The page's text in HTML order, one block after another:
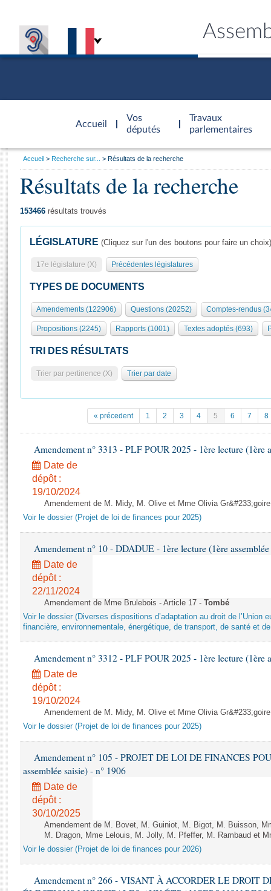
Accueil
d'accueil
Vos
députés
Travaux
parlementaires
Présidence
577 députés
Groupes politiques
Séance publique
Commissions et autres organes
Europe et International
Pétitions
Projets de loi
Propositions de loi
Amendements
Textes adoptés
Rapports d'enquête
Rapports législatifs
Rapports sur l'application des lois
Baromètre de l’application des lois
Dossiers législatifs
Questions écrites et orales
Comptes rendus des débats
Général
Rôle et pouvoirs de l'Assemblée
Organisation de l'Assemblée
Présidence Conférence des Présidents Bureau Collège des
Statistiques et chiffres clés
Documents de référence
( Constitution | Règlement de l'Assemblée ... )
Histoire
Juniors
Anciennes législatures
Liens vers les sites publics
Visiter l'Assemblée
Visite virtuelle du palais Bourbon
Assister à une séance
La Bibliothèque
Contacts et plan d'accès
Photos libres de droit
Vous
Accueil Recherche sur... Résultats de la recherche
Résultats de la recherche
153466 résultats trouvés
LÉGISLATURE (Cliquez sur l'un des boutons pour faire un choix)
17e législature (X) Précédentes législatures
TYPES DE DOCUMENTS
Amendements (122906) Questions (20252) Comptes-rendus
Propositions (2245) Rapports (1001) Textes adoptés (693)
TRI DES RÉSULTATS
Trier par pertinence (X) Trier par date
« précedent 1 2 3 4 5 6 7 8
Amendement n° 3313 - PLF POUR 2025 - 1ère lecture (1ère
Date de
dépôt :
19/10/2024
Amendement de M. Midy, M. Olive et Mme Olivia
Voir le dossier (Projet de loi de finances pour 2025)
Amendement n° 10 - DDADUE - 1ère lecture (1ère
Date de
dépôt :
22/11/2024
Amendement de Mme Brulebois - Article 17 - Tombé
Voir le dossier (Diverses dispositions d’adaptation au droit de l’Union
financière, environnementale, énergétique, de transport, de santé et
Amendement n° 3312 - PLF POUR 2025 - 1ère lecture (1ère
Date de
dépôt :
19/10/2024
Amendement de M. Midy, M. Olive et Mme Olivia
Voir le dossier (Projet de loi de finances pour 2025)
Amendement n° 105 - PROJET DE LOI DE FINANCES
assemblée saisie) - n° 1906
Date de
dépôt :
30/10/2025
Amendement de M. Bovet, M. Guiniot, M. Bigot, M. Buisson,
M. Dragon, Mme Lelouis, M. Jolly, M. Pfeffer, M. Rambaud et
Voir le dossier (Projet de loi de finances pour 2026)
Amendement n° 266 - VISANT À ACCORDER LE DROIT